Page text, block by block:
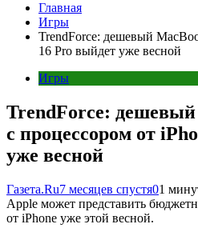
Главная
Игры
TrendForce: дешевый
16 Pro выйдет уже весной
Игры
TrendForce:
с процессором от
уже весной
Газета.Ru7 месяцев спустя01
Apple может представить
от iPhone уже этой весной.